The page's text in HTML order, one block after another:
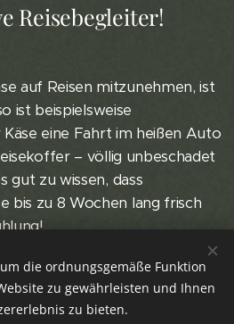
Reisebegleiter!
auf Reisen mitzunehmen, ist
ist beispielsweise
eine Fahrt im heißen Auto
– völlig unbeschadet
gut zu wissen, dass
bis zu 8 Wochen lang frisch
frisch für Sie schneiden
so beginnt Ihr Urlaub perfekt,
nicht auf Ihren
die ordnungsgemäße Funktion
zu gewährleisten und Ihnen
zu bieten.